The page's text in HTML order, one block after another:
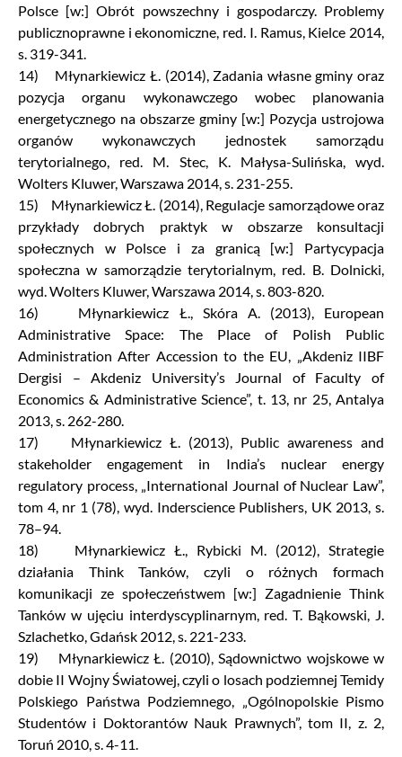
Polsce [w:] Obrót powszechny i gospodarczy. Problemy
publicznoprawne i ekonomiczne, red. I. Ramus, Kielce 2014,
s. 319-341.
14) Młynarkiewicz Ł. (2014), Zadania własne gminy oraz
pozycja organu wykonawczego wobec planowania
energetycznego na obszarze gminy [w:] Pozycja ustrojowa
organów wykonawczych jednostek samorządu
terytorialnego, red. M. Stec, K. Małysa-Sulińska, wyd.
Wolters Kluwer, Warszawa 2014, s. 231-255.
15) Młynarkiewicz Ł. (2014), Regulacje samorządowe oraz
przykłady dobrych praktyk w obszarze konsultacji
społecznych w Polsce i za granicą [w:] Partycypacja
społeczna w samorządzie terytorialnym, red. B. Dolnicki,
wyd. Wolters Kluwer, Warszawa 2014, s. 803-820.
16) Młynarkiewicz Ł., Skóra A. (2013), European
Administrative Space: The Place of Polish Public
Administration After Accession to the EU, „Akdeniz IIBF
Dergisi – Akdeniz University’s Journal of Faculty of
Economics & Administrative Science”, t. 13, nr 25, Antalya
2013, s. 262-280.
17) Młynarkiewicz Ł. (2013), Public awareness and
stakeholder engagement in India’s nuclear energy
regulatory process, „International Journal of Nuclear Law”,
tom 4, nr 1 (78), wyd. Inderscience Publishers, UK 2013, s.
78–94.
18) Młynarkiewicz Ł., Rybicki M. (2012), Strategie
działania Think Tanków, czyli o różnych formach
komunikacji ze społeczeństwem [w:] Zagadnienie Think
Tanków w ujęciu interdyscyplinarnym, red. T. Bąkowski, J.
Szlachetko, Gdańsk 2012, s. 221-233.
19) Młynarkiewicz Ł. (2010), Sądownictwo wojskowe w
dobie II Wojny Światowej, czyli o losach podziemnej Temidy
Polskiego Państwa Podziemnego, „Ogólnopolskie Pismo
Studentów i Doktorantów Nauk Prawnych”, tom II, z. 2,
Toruń 2010, s. 4-11.